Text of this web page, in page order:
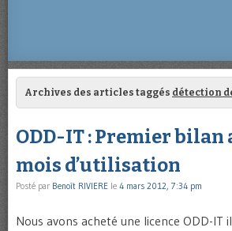
Archives des articles taggés détection
ODD-IT : Premier bilan
mois d’utilisation
Posté par Benoît RIVIERE le 4 mars 2012, 7:34 pm
Nous avons acheté une licence ODD-IT